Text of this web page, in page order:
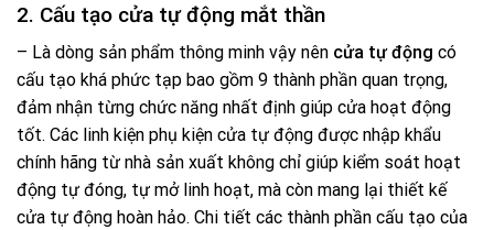
2. Cấu tạo cửa tự động mắt thần
– Là dòng sản phẩm thông minh vậy nên cửa tự động có
cấu tạo khá phức tạp bao gồm 9 thành phần quan trọng,
đảm nhận từng chức năng nhất định giúp cửa hoạt động
tốt. Các linh kiện phụ kiện cửa tự động được nhập khẩu
chính hãng từ nhà sản xuất không chỉ giúp kiểm soát hoạt
động tự đóng, tự mở linh hoạt, mà còn mang lại thiết kế
cửa tự động hoàn hảo. Chi tiết các thành phần cấu tạo của